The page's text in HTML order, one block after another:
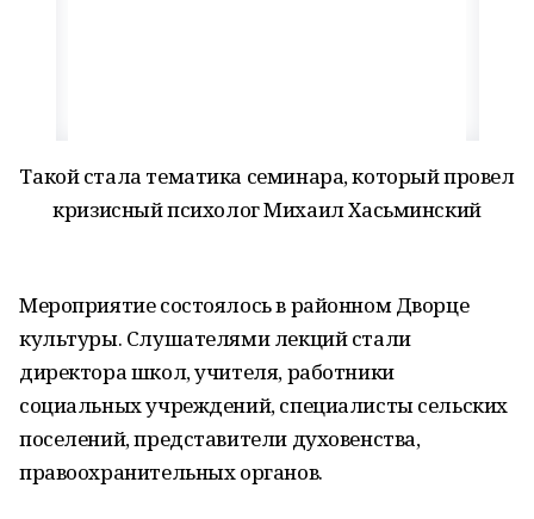
Такой стала тематика семинара, который провел
кризисный психолог Михаил Хасьминский
Мероприятие состоялось в районном Дворце
культуры. Слушателями лекций стали
директора школ, учителя, работники
социальных учреждений, специалисты сельских
поселений, представители духовенства,
правоохранительных органов.